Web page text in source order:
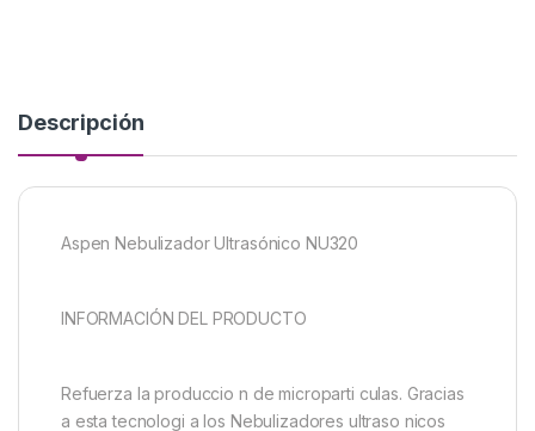
Descripción
Aspen Nebulizador Ultrasónico NU320
INFORMACIÓN DEL PRODUCTO
Refuerza la produccio n de microparti culas. Gracias
a esta tecnologi a los Nebulizadores ultraso nicos